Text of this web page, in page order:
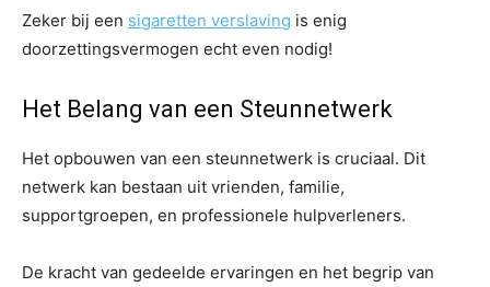
Zeker bij een sigaretten verslaving is enig
doorzettingsvermogen echt even nodig!
Het Belang van een Steunnetwerk
Het opbouwen van een steunnetwerk is cruciaal. Dit
netwerk kan bestaan uit vrienden, familie,
supportgroepen, en professionele hulpverleners.
De kracht van gedeelde ervaringen en het begrip van